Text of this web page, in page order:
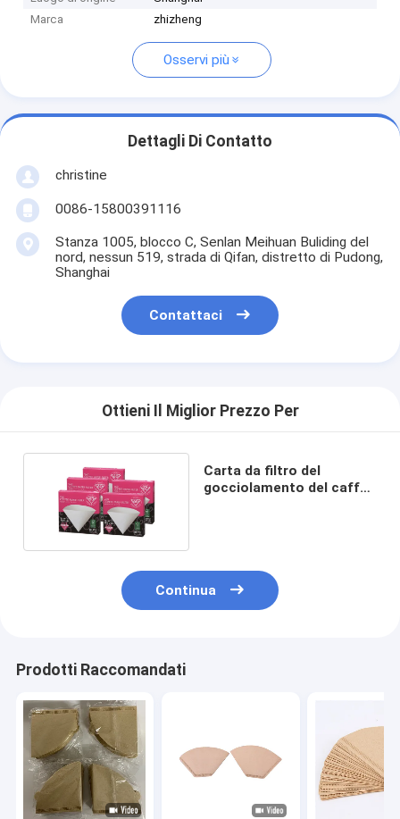
Marca
zhizheng
Osservi più
Dettagli Di Contatto
christine
0086-15800391116
Stanza 1005, blocco C, Senlan Meihuan Buliding del
nord, nessun 519, strada di Qifan, distretto di Pudong,
Shanghai
Contattaci
Ottieni Il Miglior Prezzo Per
Carta da filtro del
gocciolamento del caffè
Continua
Prodotti Raccomandati